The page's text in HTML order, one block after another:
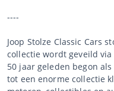
----
Joop Stolze Classic Cars
collectie wordt geveild via
50 jaar geleden begon
tot een enorme collectie